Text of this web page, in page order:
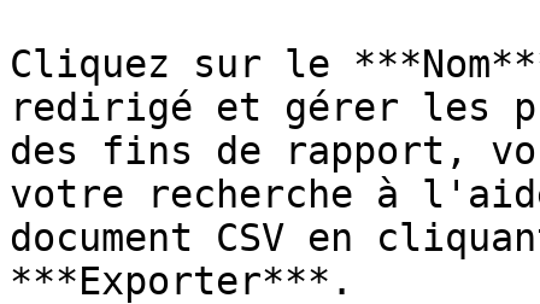
Cliquez sur le
redirigé et gérer les
des fins de rapport,
votre recherche à
document CSV en
***Exporter***.